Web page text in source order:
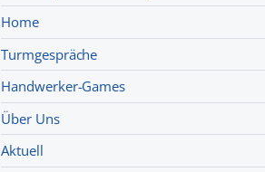
Home
Turmgespräche
Handwerker-Games
Über Uns
Aktuell